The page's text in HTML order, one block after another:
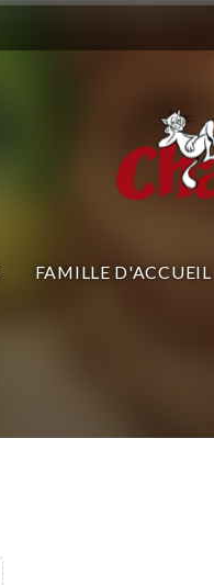
FAMILLE D'ACCUEIL